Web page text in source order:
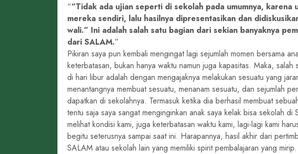
“Tidak ada ujian seperti di sekolah pada umumnya, karena
mereka sendiri, lalu hasilnya dipresentasikan dan
wali.” Ini adalah salah satu bagian dari sekian banyaknya
dari SALAM.
Pikiran saya pun kembali mengingat lagi sejumlah momen bersama
keterbatasan, bukan hanya waktu namun juga kapasitas. Maka,
di hari libur adalah dengan mengajaknya melakukan sesuatu yang
menantangnya membuat sesuatu, menanam sesuatu, dan sejumlah
dapatkan di sekolahnya. Termasuk ketika dia berhasil membuat
tentu saja saya sangat menginginkan anak saya kelak bisa sekolah
melihat kondisi kami, juga keterbatasan waktu kami, lagi-lagi kami
begitu seterusnya sampai saat ini. Harapannya, hasil akhir dari
SALAM atau sekolah lain yang memiliki spirit pembalajaran yang mirip.